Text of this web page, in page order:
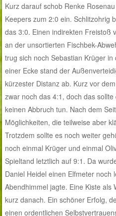
Kurz darauf schob Renke
Keepers zum 2:0 ein. Schlitzohrig
das 3:0. Einen indirekten Freistoß
an der unsortierten Fischbek-
trug sich noch Sebastian Krüger
einer Ecke stand der
kürzester Distanz ab. Kurz vor
zwar noch das 4:1, doch das
keinen Abbruch tun. Nach dem
Möglichkeiten, die teilweise aber
Trotzdem sollte es noch weiter
noch einmal Krüger und einmal
Spieltand letztlich auf 9:1. Da
Daniel Heidel einen Elfmeter
Abendhimmel jagte. Eine Kiste
kurz danach. Ein schöner Erfolg,
einen ordentlichen